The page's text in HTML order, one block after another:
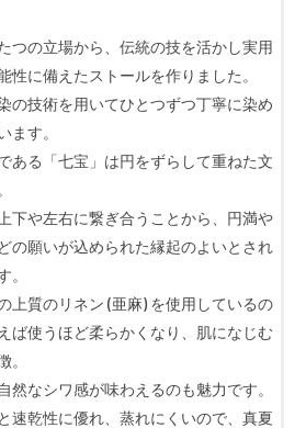
つの立場から、伝統の技を活かし実用
性に備えたストールを作りました。
の技術を用いてひとつずつ丁寧に染め
ます。
ある「七宝」は円をずらして重ねた文
下や左右に繋ぎ合うことから、円満や
の願いが込められた縁起のよいとされ
。
上質のリネン (亜麻) を使用しているの
ば使うほど柔らかくなり、肌になじむ
。
然なシワ感が味わえるのも魅力です。
速乾性に優れ、蒸れにくいので、真夏